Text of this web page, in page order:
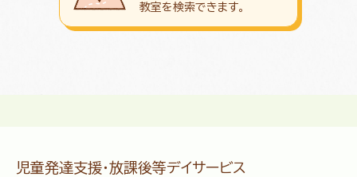
教室を検索できます。
児童発達支援・放課後等デイサービス